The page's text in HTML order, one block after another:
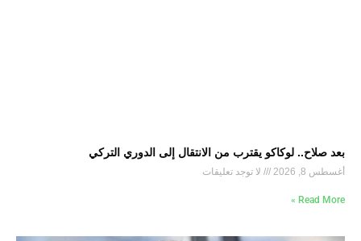
بعد صلاح.. لوكاكو يقترب من الانتقال إلى الدوري التركي
أغسطس 8, 2026 لا توجد تعليقات
Read More »